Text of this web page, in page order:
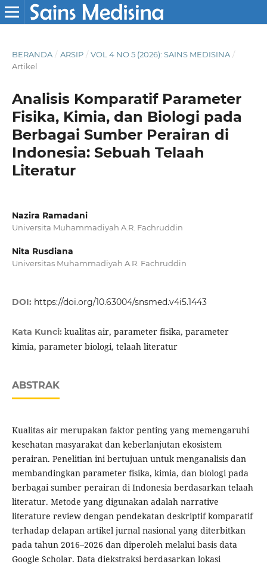
BERANDA / ARSIP / VOL 4 NO 5 (2026): SAINS MEDISINA /
Artikel
Analisis Komparatif Parameter
Fisika, Kimia, dan Biologi pada
Berbagai Sumber Perairan di
Indonesia: Sebuah Telaah
Literatur
Nazira Ramadani
Universita Muhammadiyah A.R. Fachruddin
Nita Rusdiana
Universitas Muhammadiyah A.R. Fachruddin
DOI: https://doi.org/10.63004/snsmed.v4i5.1443
Kata Kunci: kualitas air, parameter fisika, parameter
kimia, parameter biologi, telaah literatur
ABSTRAK
Kualitas air merupakan faktor penting yang memengaruhi
kesehatan masyarakat dan keberlanjutan ekosistem
perairan. Penelitian ini bertujuan untuk menganalisis dan
membandingkan parameter fisika, kimia, dan biologi pada
berbagai sumber perairan di Indonesia berdasarkan telaah
literatur. Metode yang digunakan adalah narrative
literature review dengan pendekatan deskriptif komparatif
terhadap delapan artikel jurnal nasional yang diterbitkan
pada tahun 2016–2026 dan diperoleh melalui basis data
Google Scholar. Data diekstraksi berdasarkan lokasi